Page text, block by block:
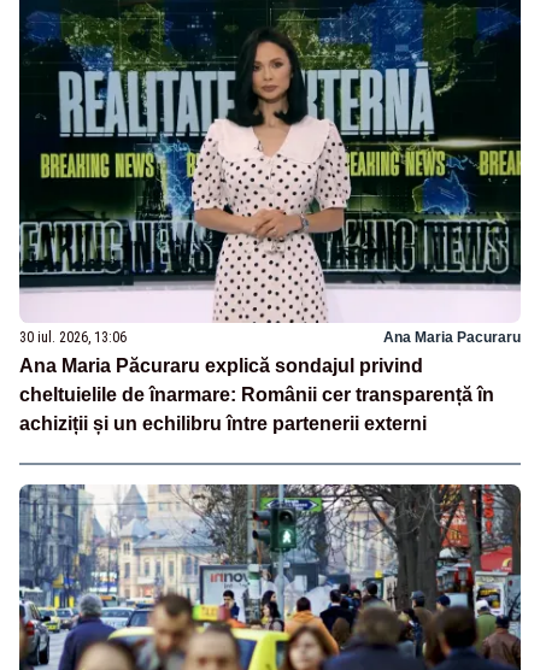
30 iul. 2026, 13:06 Ana Maria Pacuraru
Ana Maria Păcuraru explică sondajul privind
cheltuielile de înarmare: Românii cer transparență în
achiziții și un echilibru între partenerii externi